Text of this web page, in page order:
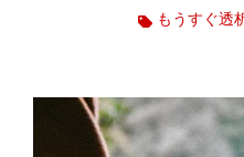
もうすぐ透